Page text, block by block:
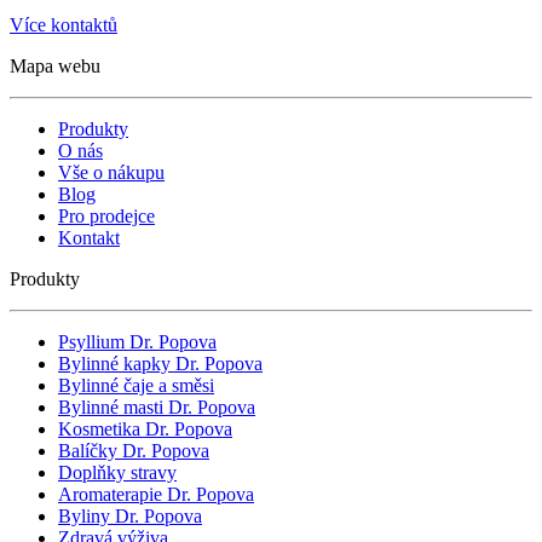
Více kontaktů
Mapa webu
Produkty
O nás
Vše o nákupu
Blog
Pro prodejce
Kontakt
Produkty
Psyllium Dr. Popova
Bylinné kapky Dr. Popova
Bylinné čaje a směsi
Bylinné masti Dr. Popova
Kosmetika Dr. Popova
Balíčky Dr. Popova
Doplňky stravy
Aromaterapie Dr. Popova
Byliny Dr. Popova